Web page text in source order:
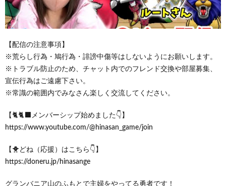
【配信の注意事項】
※荒らし行為・鳩行為・誹謗中傷等はしないようにお願いします。
※トラブル防止のため、チャット内でのフレンド交換や部屋募集、
宣伝行為はご遠慮下さい。
※常識の範囲内でみなさん楽しく交流してください。
【🐈🐈‍⬛メンバーシップ始めました👇】
https://www.youtube.com/@hinasan_game/join
【🐥どね（応援）はこちら👇】
https://doneru.jp/hinasange
グランバニア山のふもとで主婦をやってる勇者です！